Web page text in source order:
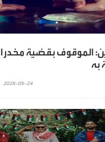
الموقوف بقضية
به
2026-05-24